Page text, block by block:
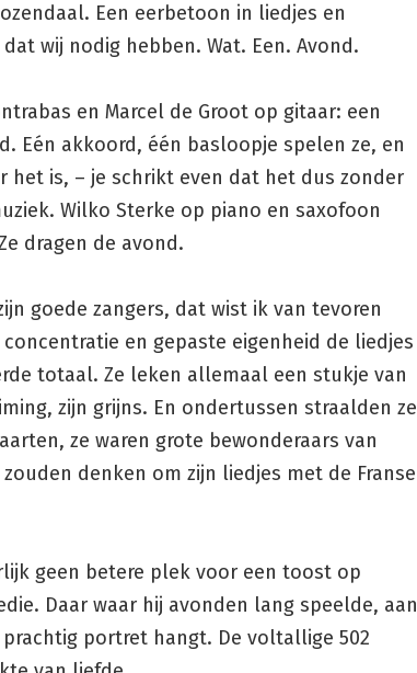
Een eerbetoon in liedjes en
wij nodig hebben. Wat. Een. Avond.
en Marcel de Groot op gitaar: een
Eén akkoord, één basloopje spelen ze, en
het is, – je schrikt even dat het dus zonder
Wilko Sterke op piano en saxofoon
dragen de avond.
goede zangers, dat wist ik van tevoren
en gepaste eigenheid de liedjes
totaal. Ze leken allemaal een stukje van
zijn grijns. En ondertussen straalden ze
ze waren grote bewonderaars van
denken om zijn liedjes met de Franse
geen betere plek voor een toost op
Daar waar hij avonden lang speelde, aan
portret hangt. De voltallige 502